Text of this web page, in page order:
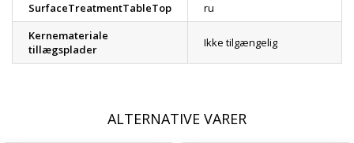
SurfaceTreatmentTableTop
ru
Kernemateriale
tillægsplader
Ikke tilgængelig
ALTERNATIVE VARER